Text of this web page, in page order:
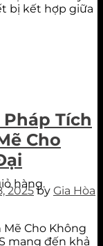
hàng.
bị kết hợp giữa
Pháp Tích
Cho
2025by Gia Hòa
Cho Không
mang đến khả